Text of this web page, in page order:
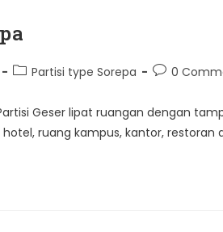
PostPartisi type Sorepa
Post0
Geser lipat ruangan dengan
ruang kampus, kantor,